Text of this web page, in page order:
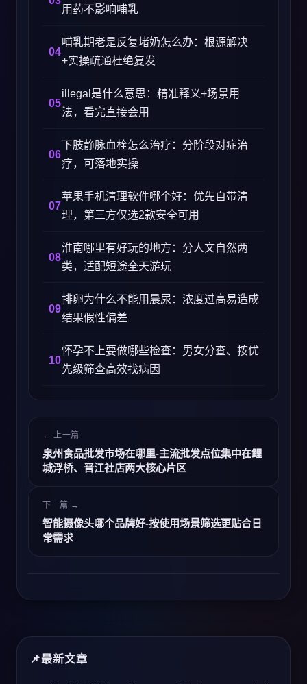
用药不影响哺乳
哺乳期老是反复堵奶怎么办：根源解决
+实操疏通杜绝复发
illegal是什么意思：精准释义+场景用
法，看完直接会用
下肢静脉血栓怎么治疗：分阶段对症治
疗，可落地实操
苹果手机清理软件哪个好：优先自带清
理，第三方仅选2款安全可用
淮南哪里有好玩的地方：分人文自然两
类，适配短途全天游玩
排卵为什么不能用晨尿：浓度过高易造成
结果假性偏差
怀孕不上要做哪些检查：男女分查、按优
先级筛查高效找病因
← 上一篇
泉州食品批发市场在哪里-主流批发点位集中在鲤
城浮桥、晋江社店两大核心片区
下一篇 →
智能摄像头哪个品牌好-按使用场景筛选更贴合日
常需求
最新文章